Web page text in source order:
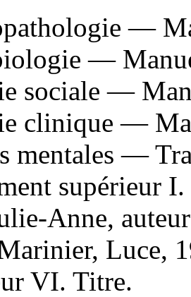
—
—
sociale —
clinique —
mentales —
supérieur
Anne,
Luce,
VI. Titre.